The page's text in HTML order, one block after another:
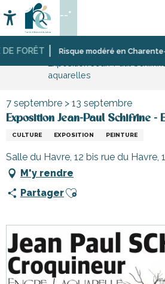
au
contenu
principal
FORÊT Risque modéré en Charente-
Accessibilité
Recherche
--°
Accueil
Activités,
découverte
Les
aquarelles
7 septembre > 13 septembre
Exposition Jean-Paul Schifrine -
CULTURE EXPOSITION PEINTURE
Salle du Havre, 12 bis rue du Havre,
M'y rendre
PartagerAjouter aux favoris